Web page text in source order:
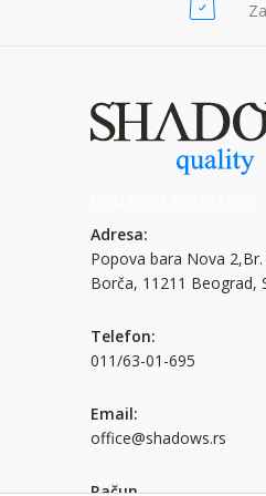
Adresa:
Popova bara Nova 2,Br.
Borča, 11211 Beograd,
Telefon:
011/63-01-695
Email:
office@shadows.rs
Račun